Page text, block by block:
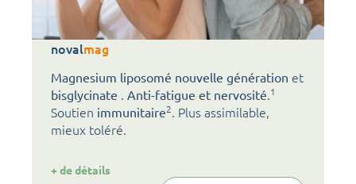
novalmag
Magnesium liposomé nouvelle génération et
bisglycinate . Anti-fatigue et nervosité.1
Soutien immunitaire2. Plus assimilable,
mieux toléré.
+ de détails